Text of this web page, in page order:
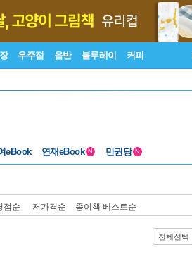
우주점 음반 블루레이 커피
eBook 연재eBook N 만권당 N
점순 저가격순 종이책 베스트순
전체선택